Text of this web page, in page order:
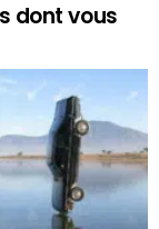
dont vous